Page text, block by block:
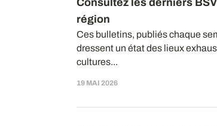
Consultez les derniers
région
Ces bulletins, publiés chaque
dressent un état des lieux
cultures...
19 MAI 2026